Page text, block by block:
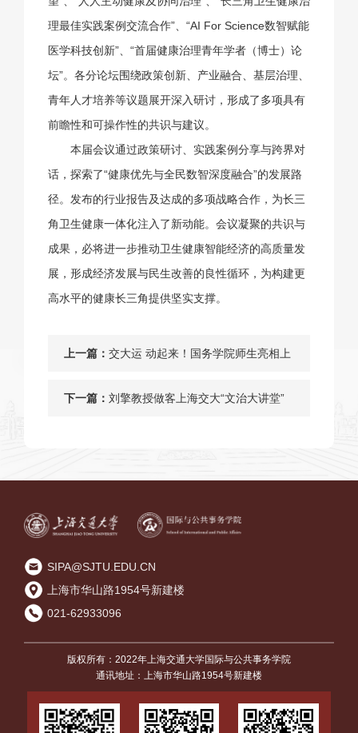
理最佳实践案例交流合作”、“AI For Science数智赋能
医学科技创新”、“首届健康治理青年学者（博士）论
坛”。各分论坛围绕政策创新、产业融合、基层治理、
青年人才培养等议题展开深入研讨，形成了多项具有
前瞻性和可操作性的共识与建议。
本届会议通过政策研讨、实践案例分享与跨界对
话，探索了“健康优先与全民数智深度融合”的发展路
径。发布的行业报告及达成的多项战略合作，为长三
角卫生健康一体化注入了新动能。会议凝聚的共识与
成果，必将进一步推动卫生健康智能经济的高质量发
展，形成经济发展与民生改善的良性循环，为构建更
高水平的健康长三角提供坚实支撑。
上一篇： 交大运 动起来！国务学院师生亮相上
海交大第51届运动会
下一篇： 刘擎教授做客上海交大“文治大讲堂”
SIPA@SJTU.EDU.CN
上海市华山路1954号新建楼
021-62933096
版权所有：2022年上海交通大学国际与公共事务学院
通讯地址：上海市华山路1954号新建楼